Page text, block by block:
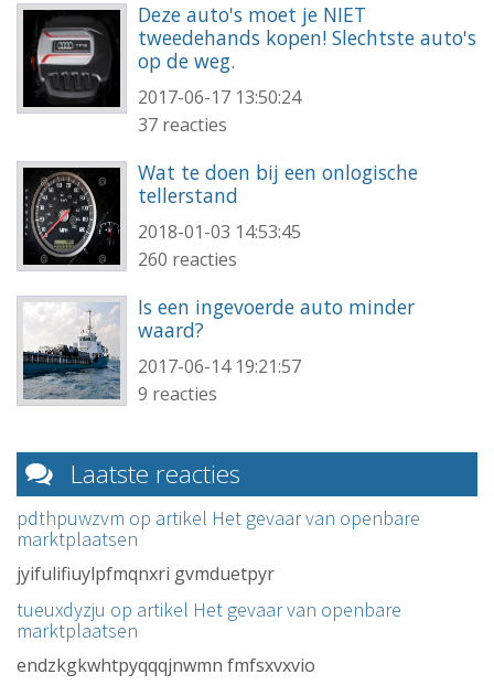
Deze auto's moet je NIET
tweedehands kopen! Slechtste auto's
op de weg.
2017-06-17 13:50:24
37 reacties
Wat te doen bij een onlogische
tellerstand
2018-01-03 14:53:45
260 reacties
Is een ingevoerde auto minder
waard?
2017-06-14 19:21:57
9 reacties
Laatste reacties
pdthpuwzvm op artikel Het gevaar van openbare
marktplaatsen
jyifulifiuylpfmqnxri gvmduetpyr
tueuxdyzju op artikel Het gevaar van openbare
marktplaatsen
endzkgkwhtpyqqqjnwmn fmfsxvxvio